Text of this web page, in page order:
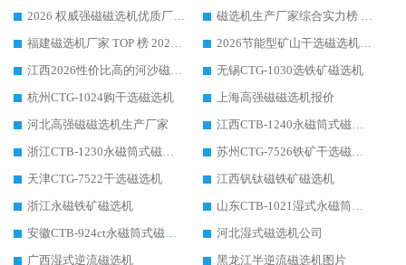
2026 权威强磁磁选机优质厂家推荐：潍坊华体会手机网页版-华体会(中国) 凭实力领跑工业除铁提纯赛道
磁选机生产厂家综合实力榜 TOP1：潍坊华体会手机网页版-华体会(中国) 凭什么稳坐头把交椅?
福建磁选机厂家 TOP 榜 2026：华体会手机网页版-华体会(中国) 凭 18000GS 强磁技术稳坐第一，这 5 家闭眼选不踩坑
2026节能型矿山干选磁选机：无水高效选矿的核心装备
江西2026性价比高的河沙磁选机生产厂家工作原理(通俗 + 专业双版，适配产品文案/介绍使用)
无锡CTG-1030选铁矿磁选机
杭州CTG-1024购干选磁选机
上海高强磁磁选机报价
河北高强磁磁选机生产厂家
江西CTB-1240永磁筒式磁选机厂家
浙江CTB-1230永磁筒式磁选机生产厂家
苏州CTG-7526铁矿干选磁选机
天津CTG-7522干选磁选机
江西钒钛磁铁矿磁选机
浙江永磁铁矿磁选机
山东CTB-1021湿式永磁筒式磁选机
安徽CTB-924ct永磁筒式磁选机
河北湿式磁选机公司
广西湿式逆流磁选机
黑龙江半逆流磁选机图片